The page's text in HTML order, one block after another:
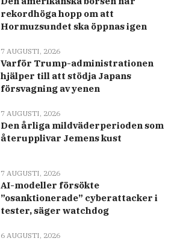
rekordhöga hopp om att
Hormuzsundet ska öppnas igen
7 AUGUSTI, 2026
Varför Trump-administrationen
hjälper till att stödja Japans
försvagning av yenen
7 AUGUSTI, 2026
Den årliga mildväderperioden som
återupplivar Jemens kust
7 AUGUSTI, 2026
AI-modeller försökte
”osanktionerade” cyberattacker i
tester, säger watchdog
6 AUGUSTI, 2026